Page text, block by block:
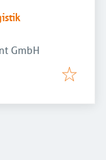
GmbH